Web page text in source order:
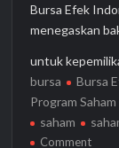
Bursa Efek
menegaskan
untuk
bursa Bursa
Program
saham
Commenton